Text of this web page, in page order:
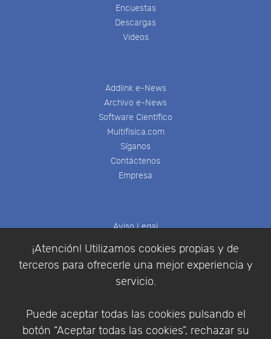
¡Atención! Utilizamos cookies propias y de
terceros para ofrecerle una mejor experiencia y
servicio.
Puede aceptar todas las cookies pulsando el
botón “Aceptar todas las cookies”, rechazar su
Encuestas
Descargas
Videos
Addlink e-News
Archivo e-News
Software Científico
Multifisica.com
Síganos
Contáctenos
Empresa
Aviso Legal
Política de Privacidad
Condiciones de compra
Identificarse